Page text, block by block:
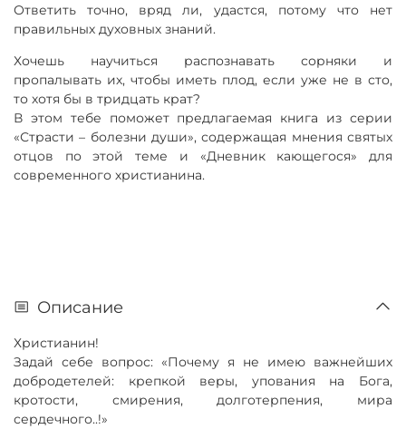
Ответить точно, вряд ли, удастся, потому что нет
правильных духовных знаний.
Хочешь научиться распознавать сорняки и
пропалывать их, чтобы иметь плод, если уже не в сто,
то хотя бы в тридцать крат?
В этом тебе поможет предлагаемая книга из серии
«Страсти – болезни души», содержащая мнения святых
отцов по этой теме и «Дневник кающегося» для
современного христианина.
Описание
Христианин!
Задай себе вопрос: «Почему я не имею важнейших
добродетелей: крепкой веры, упования на Бога,
кротости, смирения, долготерпения, мира
сердечного..!»